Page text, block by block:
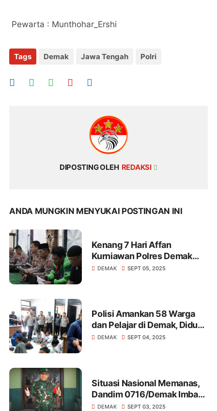
Pewarta : Munthohar_Ershi
Tags Demak Jawa Tengah Polri
DIPOSTING OLEH REDAKSI
ANDA MUNGKIN MENYUKAI POSTINGAN INI
Kenang 7 Hari Affan
Kurniawan Polres Demak
dan Komunitas Ojol Gelar
DEMAK SEPT 05, 2025
Polisi Amankan 58 Warga
dan Pelajar di Demak, Diduga
Terprovokasi Medsos Akan
DEMAK SEPT 04, 2025
Situasi Nasional Memanas,
Dandim 0716/Demak Imbau
Warga Masyarakat Jaga
DEMAK SEPT 03, 2025